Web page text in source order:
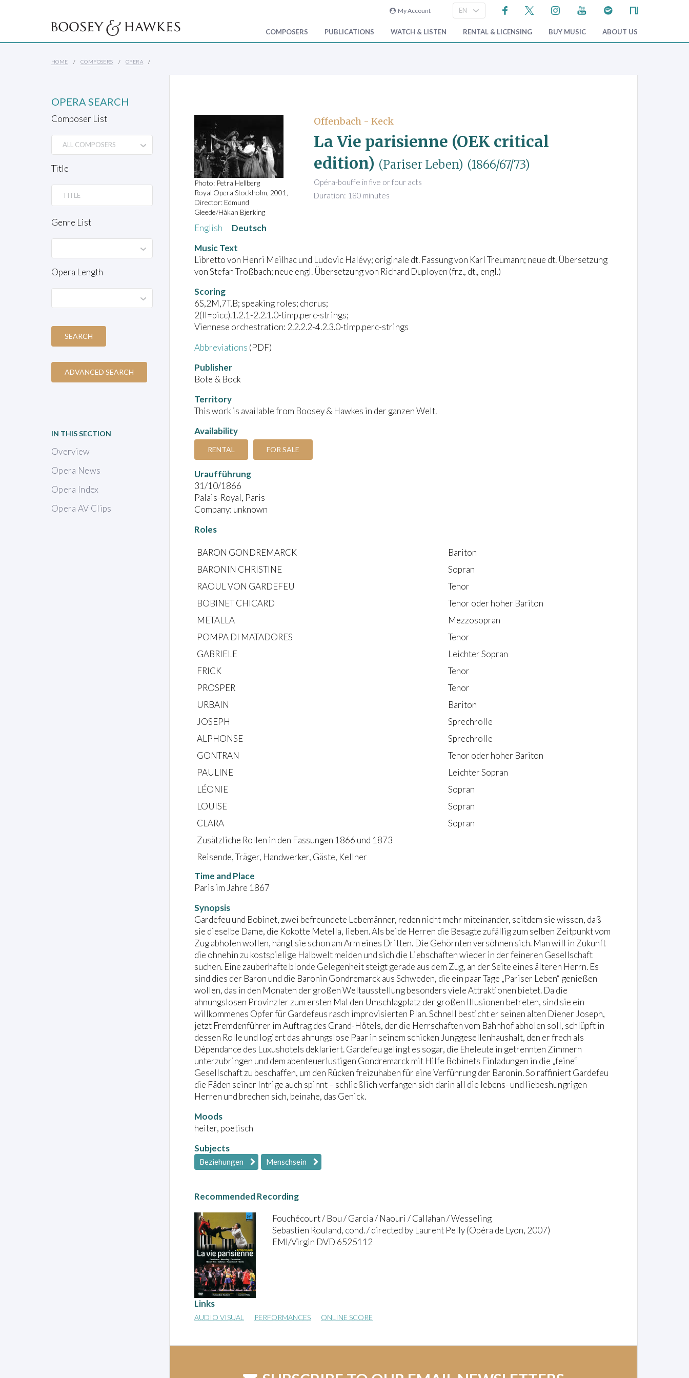
My Account
COMPOSERS PUBLICATIONS WATCH & LISTEN RENTAL & LICENSING BUY MUSIC ABOUT US
HOME COMPOSERS OPERA
OPERA SEARCH
Composer List
Title
Genre List
Opera Length
SEARCH
ADVANCED SEARCH
IN THIS SECTION
Overview
Opera News
Opera Index
Opera AV Clips
Photo: Petra Hellberg
Royal Opera Stockholm, 2001,
Director: Edmund
Gleede/Håkan Bjerking
Offenbach - Keck
La Vie parisienne (OEK critical
edition) (Pariser Leben) (1866/67/73)
Opéra-bouffe in five or four acts
Duration: 180 minutes
English
Deutsch
Music Text
Libretto von Henri Meilhac und Ludovic Halévy; originale dt. Fassung von Karl Treumann; neue dt. Übersetzung
von Stefan Troßbach; neue engl. Übersetzung von Richard Duployen (frz., dt., engl.)
Scoring
6S,2M,7T,B; speaking roles; chorus;
2(II=picc).1.2.1-2.2.1.0-timp.perc-strings;
Viennese orchestration: 2.2.2.2-4.2.3.0-timp.perc-strings
Abbreviations (PDF)
Publisher
Bote & Bock
Territory
This work is available from Boosey & Hawkes in der ganzen Welt.
Availability
RENTAL FOR SALE
Uraufführung
31/10/1866
Palais-Royal, Paris
Company: unknown
Roles
BARON GONDREMARCK
Bariton
BARONIN CHRISTINE
Sopran
RAOUL VON GARDEFEU
Tenor
BOBINET CHICARD
Tenor oder hoher Bariton
METALLA
Mezzosopran
POMPA DI MATADORES
Tenor
GABRIELE
Leichter Sopran
FRICK
Tenor
PROSPER
Tenor
URBAIN
Bariton
JOSEPH
Sprechrolle
ALPHONSE
Sprechrolle
GONTRAN
Tenor oder hoher Bariton
PAULINE
Leichter Sopran
LÉONIE
Sopran
LOUISE
Sopran
CLARA
Sopran
Zusätzliche Rollen in den Fassungen 1866 und 1873
Reisende, Träger, Handwerker, Gäste, Kellner
Time and Place
Paris im Jahre 1867
Synopsis
Gardefeu und Bobinet, zwei befreundete Lebemänner, reden nicht mehr miteinander, seitdem sie wissen, daß
sie dieselbe Dame, die Kokotte Metella, lieben. Als beide Herren die Besagte zufällig zum selben Zeitpunkt vom
Zug abholen wollen, hängt sie schon am Arm eines Dritten. Die Gehörnten versöhnen sich. Man will in Zukunft
die ohnehin zu kostspielige Halbwelt meiden und sich die Liebschaften wieder in der feineren Gesellschaft
suchen. Eine zauberhafte blonde Gelegenheit steigt gerade aus dem Zug, an der Seite eines älteren Herrn. Es
sind dies der Baron und die Baronin Gondremarck aus Schweden, die ein paar Tage „Pariser Leben“ genießen
wollen, das in den Monaten der großen Weltausstellung besonders viele Attraktionen bietet. Da die
ahnungslosen Provinzler zum ersten Mal den Umschlagplatz der großen Illusionen betreten, sind sie ein
willkommenes Opfer für Gardefeus rasch improvisierten Plan. Schnell besticht er seinen alten Diener Joseph,
jetzt Fremdenführer im Auftrag des Grand-Hôtels, der die Herrschaften vom Bahnhof abholen soll, schlüpft in
dessen Rolle und logiert das ahnungslose Paar in seinem schicken Junggesellenhaushalt, den er frech als
Dépendance des Luxushotels deklariert. Gardefeu gelingt es sogar, die Eheleute in getrennten Zimmern
unterzubringen und dem abenteuerlustigen Gondremarck mit Hilfe Bobinets Einladungen in die „feine“
Gesellschaft zu beschaffen, um den Rücken freizuhaben für eine Verführung der Baronin. So raffiniert Gardefeu
die Fäden seiner Intrige auch spinnt – schließlich verfangen sich darin all die lebens- und liebeshungrigen
Herren und brechen sich, beinahe, das Genick.
Moods
heiter, poetisch
Subjects
Beziehungen Menschsein
Recommended Recording
Fouchécourt / Bou / Garcia / Naouri / Callahan / Wesseling
Sebastien Rouland, cond. / directed by Laurent Pelly (Opéra de Lyon, 2007)
EMI/Virgin DVD 6525112
Links
AUDIO VISUAL PERFORMANCES ONLINE SCORE